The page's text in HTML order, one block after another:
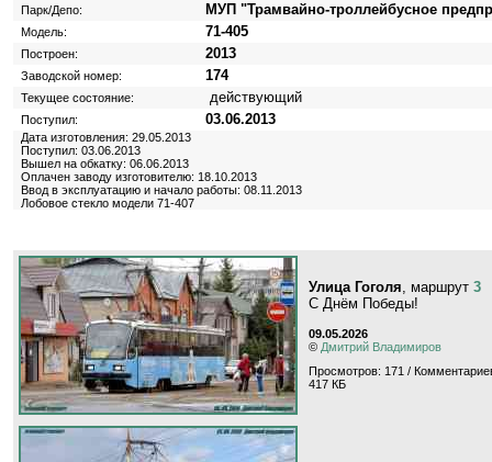
Парк/Депо: МУП "Трамвайно-троллейбусное
Модель: 71-405
Построен: 2013
Заводской номер: 174
Текущее состояние: действующий
Поступил: 03.06.2013
Дата изготовления: 29.05.2013
Поступил: 03.06.2013
Вышел на обкатку: 06.06.2013
Оплачен заводу изготовителю: 18.10.2013
Ввод в эксплуатацию и начало работы: 08.11.2013
Лобовое стекло модели 71-407
Улица Гоголя, маршрут 3
С Днём Победы!
09.05.2026
© Дмитрий Владимиров
Просмотров: 171 /
417 КБ